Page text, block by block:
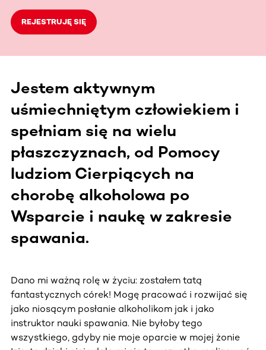
REJESTRUJĘ SIĘ
Jestem aktywnym
uśmiechniętym człowiekiem i
spełniam się na wielu
płaszczyznach, od Pomocy
ludziom Cierpiących na
chorobę alkoholowa po
Wsparcie i naukę w zakresie
spawania.
Dano mi ważną rolę w życiu: zostałem tatą
fantastycznych córek! Mogę pracować i rozwijać się
jako niosącym posłanie alkoholikom jak i jako
instruktor nauki spawania. Nie byłoby tego
wszystkiego, gdyby nie moje oparcie w mojej żonie